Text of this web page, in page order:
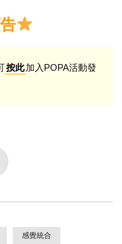
按此加入POPA活動發
感覺統合